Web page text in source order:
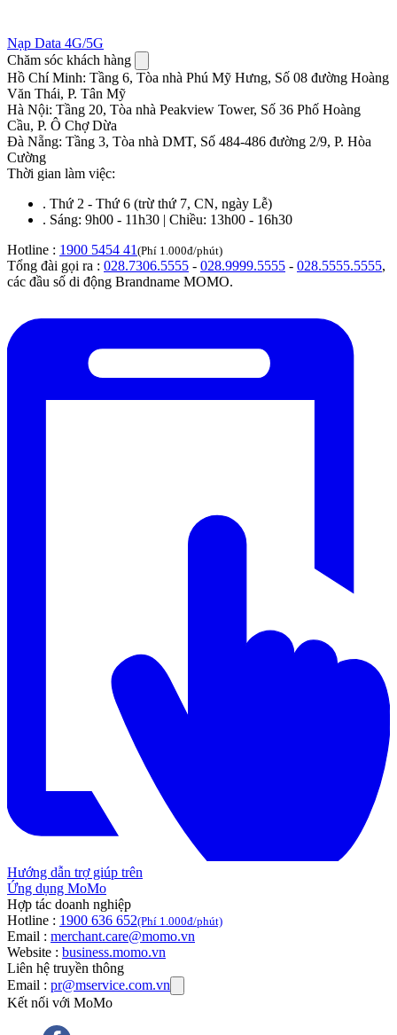
Nạp Data 4G/5G
Chăm sóc khách hàng
Hồ Chí Minh: Tầng 6, Tòa nhà Phú Mỹ Hưng, Số 08 đường Hoàng
Văn Thái, P. Tân Mỹ
Hà Nội: Tầng 20, Tòa nhà Peakview Tower, Số 36 Phố Hoàng
Cầu, P. Ô Chợ Dừa
Đà Nẵng: Tầng 3, Tòa nhà DMT, Số 484-486 đường 2/9, P. Hòa
Cường
Thời gian làm việc:
. Thứ 2 - Thứ 6 (trừ thứ 7, CN, ngày Lễ)
. Sáng: 9h00 - 11h30 | Chiều: 13h00 - 16h30
Hotline : 1900 5454 41 (Phí 1.000đ/phút)
Tổng đài gọi ra : 028.7306.5555 - 028.9999.5555 - 028.5555.5555,
các đầu số di động Brandname MOMO.
Hướng dẫn trợ giúp trên
Ứng dụng MoMo
Hợp tác doanh nghiệp
Hotline : 1900 636 652(Phí 1.000đ/phút)
Email : merchant.care@momo.vn
Website : business.momo.vn
Liên hệ truyền thông
Email : pr@mservice.com.vn
Kết nối với MoMo